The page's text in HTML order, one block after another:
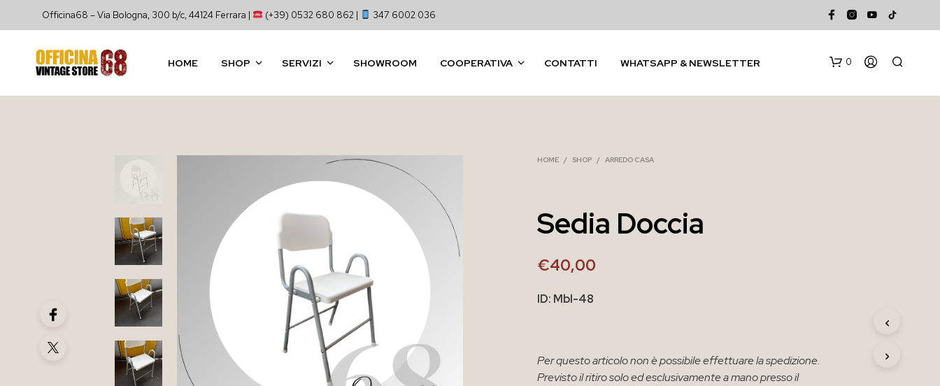
Officina68 – Via Bologna, 300 b/c, 44124 Ferrara | (+39) 0532 680 862 | 347 6002 036
HOME SHOP SERVIZI SHOWROOM COOPERATIVA CONTATTI WHATSAPP & NEWSLETTER 0
HOME / SHOP / ARREDO CASA
Sedia Doccia
€40,00
ID: Mbl-48
Per questo articolo non è possibile effettuare la spedizione.
Previsto il ritiro solo ed esclusivamente a mano presso il